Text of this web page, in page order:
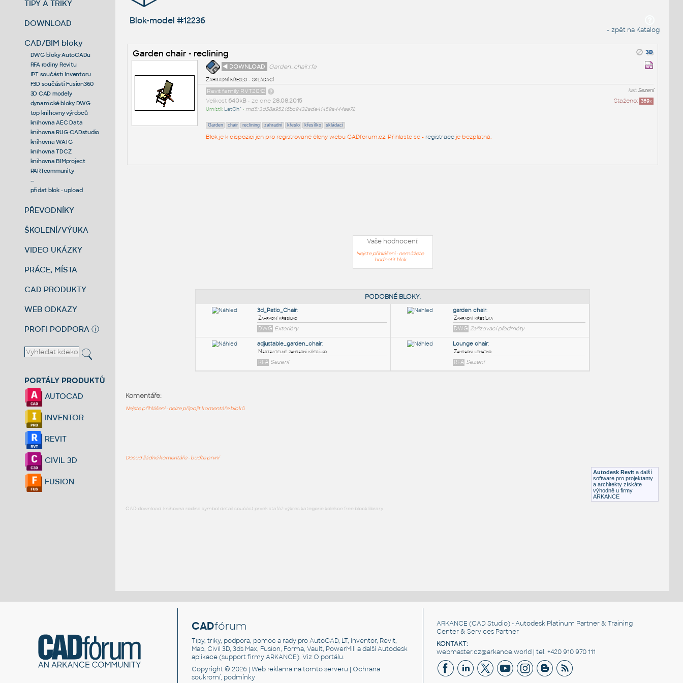
TIPY A TRIKY
DOWNLOAD
CAD/BIM bloky
DWG bloky AutoCADu
RFA rodiny Revitu
IPT součásti Inventoru
F3D součásti Fusion360
3D CAD modely
dynamické bloky DWG
top knihovny výrobců
knihovna AEC Data
knihovna RUG-CADstudio
knihovna WATG
knihovna TDCZ
knihovna BIMproject
PARTcommunity
--
přidat blok - upload
PŘEVODNÍKY
ŠKOLENÍ/VÝUKA
VIDEO UKÁZKY
PRÁCE, MÍSTA
CAD PRODUKTY
WEB ODKAZY
PROFI PODPORA ⓘ
PORTÁLY PRODUKTŮ
AUTOCAD
INVENTOR
REVIT
CIVIL 3D
FUSION
Blok-model #12236
« zpět na Katalog
Garden chair - reclining
◄ DOWNLOAD
Garden_chair.rfa
Zahradní křeslo - skládací
kat:Sezení
Revit family RVT2012
Staženo: 369x
Velikost 640kB• ze dne 28.08.2015
Umístil: LatCh^ • md5: 3d58a95216bc9432ade41459a444aa72
Garden chair reclining zahradní křeslo křesílko skládací
Blok je k dispozici jen pro registrované členy webu CADforum.cz. Přihlaste se - registraceje bezplatná.
Vaše hodnocení:
Nejste přihlášeni - nemůžete
hodnotit blok
Autodesk Revit a další
software pro projektanty
a architekty získáte
výhodně u firmy
ARKANCE
Komentáře:
Nejste přihlášeni - nelze připojit komentáře bloků
Dosud žádné komentáře - buďte první
CAD download: knihovna rodina symbol detail součást prvek stafáž výkres kategorie kolekce free block library
CADfórum
Tipy, triky, podpora, pomoc a rady pro AutoCAD, LT, Inventor, Revit,
Map, Civil 3D, 3ds Max, Fusion, Forma, Vault, PowerMill a další Autodesk
aplikace (support firmy ARKANCE). VizO portálu.
Copyright © 2026 |Web reklama na tomto serveru |Ochrana
soukromí, podmínky
ARKANCE (CAD Studio) - Autodesk Platinum Partner & Training
Center & Services Partner
KONTAKT:
webmaster.cz@arkance.world | tel. +420 910 970 111